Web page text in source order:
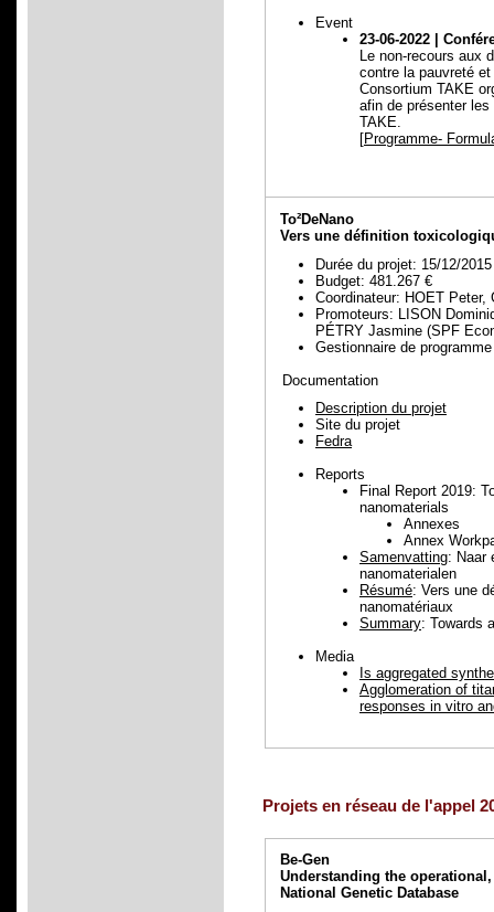
Event
23-06-2022 |
Le non-recours aux
contre la pauvreté
Consortium TAKE
afin de présenter
TAKE.
[Programme-
To²DeNano
Vers une définition
Durée du projet: 15/12/
Budget: 481.267 €
Coordinateur: HOET Peter,
Promoteurs: LISON
PÉTRY Jasmine (SPF
Gestionnaire de
Documentation
Description du projet
Site du projet
Fedra
Reports
Final Report 2019:
nanomaterials
Annexes
Annex
Samenvatting: Naar
nanomaterialen
Résumé: Vers une
nanomatériaux
Summary: Towards
Media
Is aggregated
Agglomeration of
responses in vitro
Projets en réseau de l'appel
Be-Gen
Understanding the
National Genetic Database